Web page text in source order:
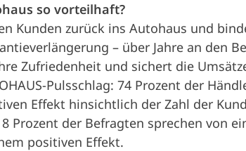
so vorteilhaft?
Kunden zurück ins Autohaus und
– über Jahre an den
Zufriedenheit und sichert die
Pulsschlag: 74 Prozent der
Effekt hinsichtlich der Zahl der
Prozent der Befragten sprechen von
positiven Effekt.